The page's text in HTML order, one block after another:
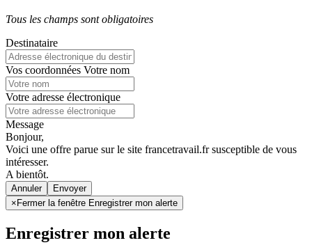
Tous les champs sont obligatoires
Destinataire
Vos coordonnées Votre nom
Votre adresse électronique
Message
Bonjour,
Voici une offre parue sur le site francetravail.fr susceptible de vous
intéresser.
A bientôt.
Annuler
× Fermer la fenêtre Enregistrer mon alerte
Enregistrer mon alerte